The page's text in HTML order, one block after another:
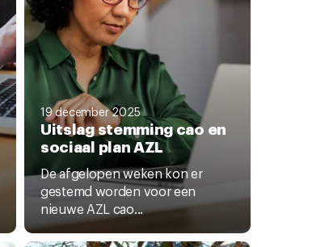
19 december 2025
Uitslag stemming cao en
sociaal plan AZL
De afgelopen weken kon er
gestemd worden voor een
nieuwe AZL cao...